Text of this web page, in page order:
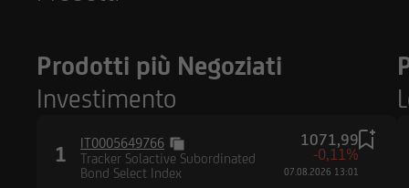
Prodotti più Negoziati
Investimento
1
IT0005649766
Tracker Solactive Subordinated
Bond Select Index
1071,99
-0,11%
07.08.2026 13:01
documentazione
comunque si
Paesi, e non sono
contenuta nel
UniCredit